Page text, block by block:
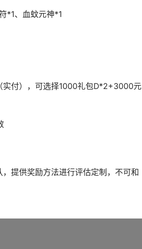
*1、血蚊元神*1
实付），可选择1000礼包D*2+3000元
提供奖励方法进行评估定制，不可和